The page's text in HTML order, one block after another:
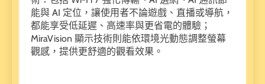
能與 AI 定位，讓使用者不論遊戲、直播或導航，
都能享受低延遲、高速率與更省電的體驗；
MiraVision 顯示技術則能依環境光動態調整螢幕
觀感，提供更舒適的觀看效果。